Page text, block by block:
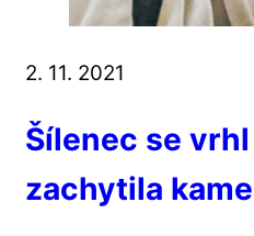
2. 11. 2021
Šílenec se
zachytila